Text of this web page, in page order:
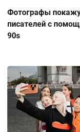
Фотографы
писателей с
90s